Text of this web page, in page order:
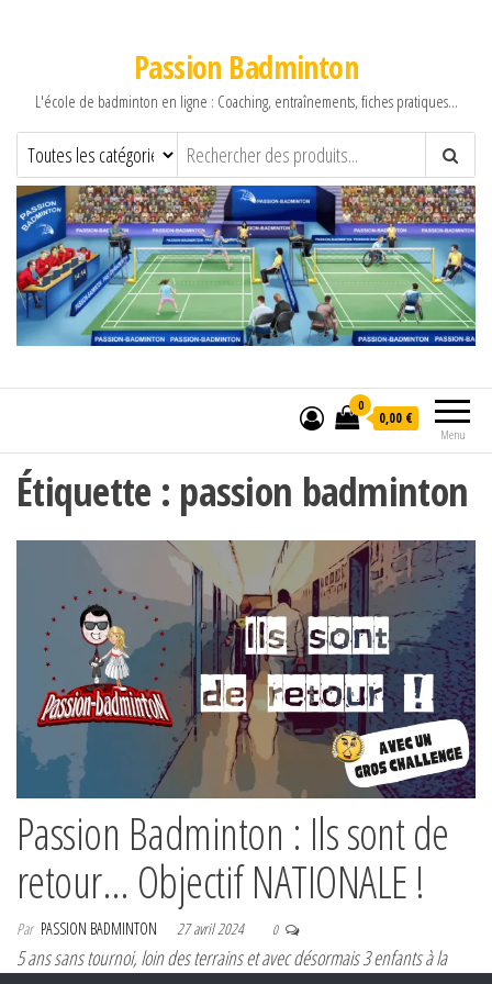
Passion Badminton
L'école de badminton en ligne : Coaching, entraînements, fiches pratiques…
Menu
0
0,00 €
Étiquette : passion badminton
Passion Badminton : Ils sont de
retour… Objectif NATIONALE !
Par PASSION BADMINTON 27 avril 2024 0
5 ans sans tournoi, loin des terrains et avec désormais 3 enfants à la